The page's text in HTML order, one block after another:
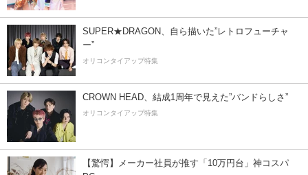
SUPER★DRAGON、自ら描いた”レトロフューチャ
ー”
オリコンタイアップ特集
CROWN HEAD、結成1周年で見えた”バンドらしさ”
オリコンタイアップ特集
【驚愕】メーカー社員が推す「10万円台」神コスパ